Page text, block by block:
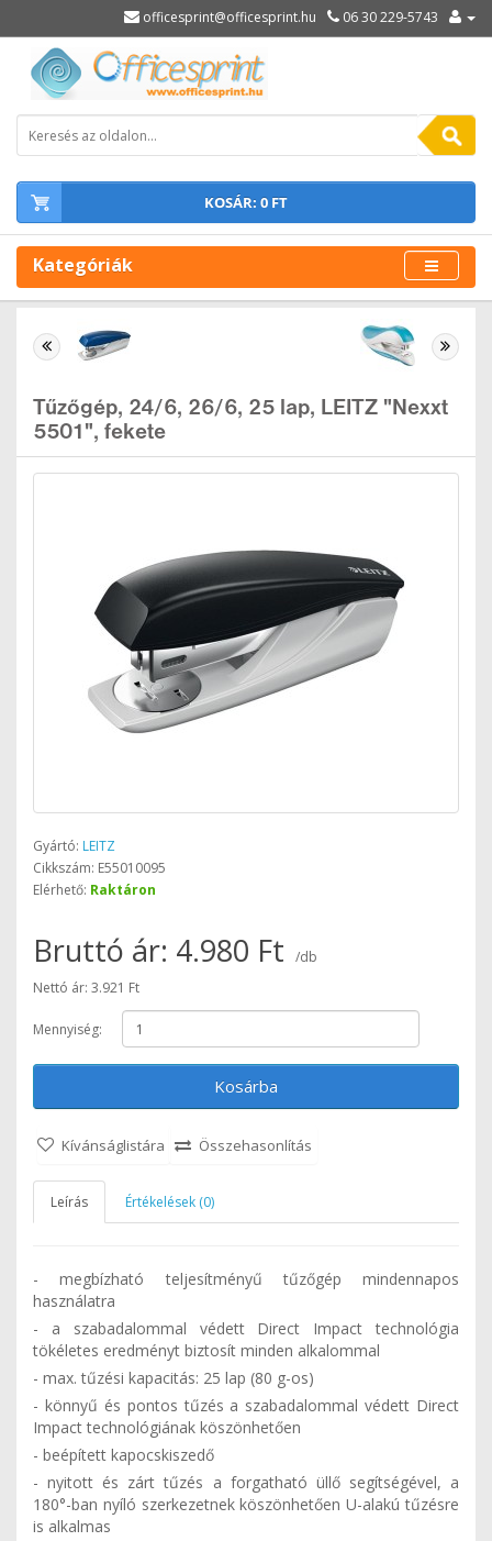
officesprint@officesprint.hu 06 30 229-5743
KOSÁR: 0 FT
Kategóriák
Tűzőgép, 24/6, 26/6, 25 lap, LEITZ "Nexxt
5501", fekete
Gyártó: LEITZ
Cikkszám: E55010095
Elérhető: Raktáron
Bruttó ár: 4.980 Ft
/db
Nettó ár: 3.921 Ft
Mennyiség:
Kosárba
Kívánságlistára Összehasonlítás
Leírás Értékelések (0)
- megbízható teljesítményű tűzőgép mindennapos
használatra
- a szabadalommal védett Direct Impact technológia
tökéletes eredményt biztosít minden alkalommal
- max. tűzési kapacitás: 25 lap (80 g-os)
- könnyű és pontos tűzés a szabadalommal védett Direct
Impact technológiának köszönhetően
- beépített kapocskiszedő
- nyitott és zárt tűzés a forgatható üllő segítségével, a
180°-ban nyíló szerkezetnek köszönhetően U-alakú tűzésre
is alkalmas